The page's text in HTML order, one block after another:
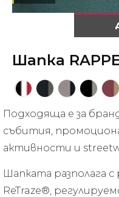
Шапка
Шапката разполага с
ReTraze®,
Подходяща е за
събития,
активности и